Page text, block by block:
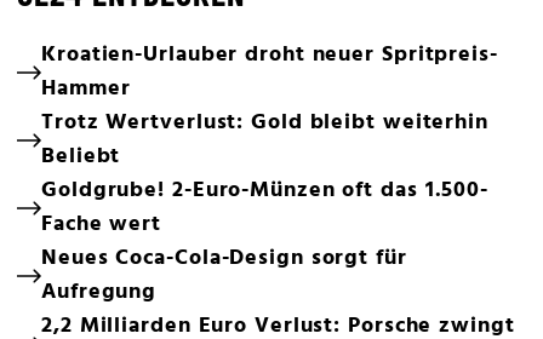
Kroatien-Urlauber droht neuer Spritpreis-
Hammer
Trotz Wertverlust: Gold bleibt weiterhin
Beliebt
Goldgrube! 2-Euro-Münzen oft das 1.500-
Fache wert
Neues Coca-Cola-Design sorgt für
Aufregung
2,2 Milliarden Euro Verlust: Porsche zwingt